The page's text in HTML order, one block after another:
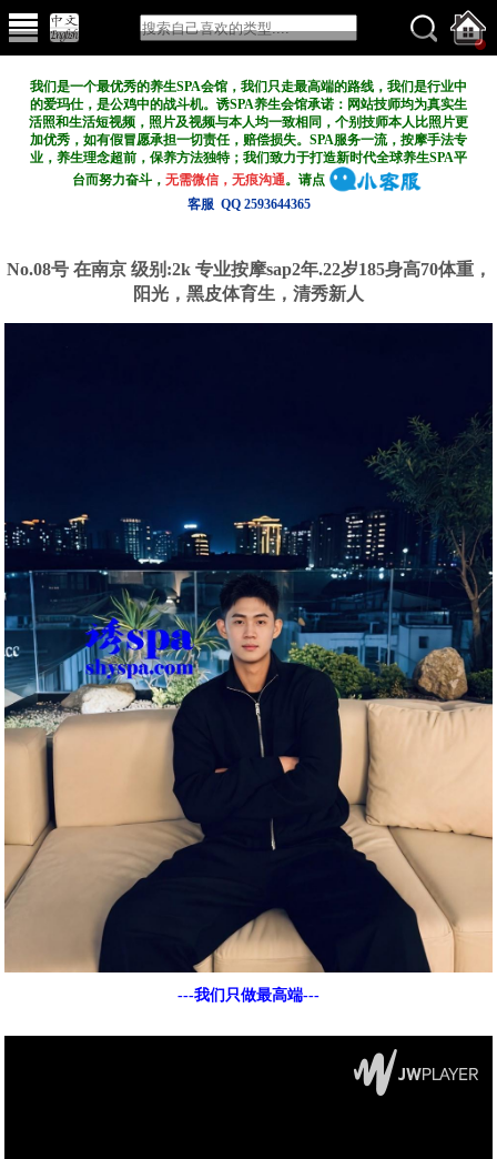
我们是一个最优秀的养生SPA会馆，我们只走最高端的路线，我们是行业中
的爱玛仕，是公鸡中的战斗机。诱SPA养生会馆承诺：网站技师均为真实生
活照和生活短视频，照片及视频与本人均一致相同，个别技师本人比照片更
加优秀，如有假冒愿承担一切责任，赔偿损失。SPA服务一流，按摩手法专
业，养生理念超前，保养方法独特；我们致力于打造新时代全球养生SPA平
台而努力奋斗，无需微信，无痕沟通。请点
客服 QQ 2593644365
No.08号 在南京 级别:2k 专业按摩sap2年.22岁185身高70体重，
阳光，黑皮体育生，清秀新人
---我们只做最高端---